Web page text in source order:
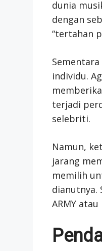
dunia
dengan
“tertahan
individu.
terjadi
selebriti.
Namun,
jarang
memilih
dianutnya.
ARMY